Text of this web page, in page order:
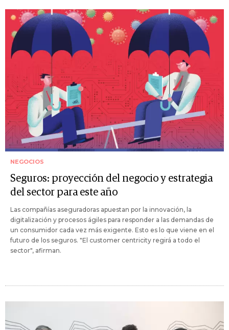
NEGOCIOS
Seguros: proyección del negocio y estrategia
del sector para este año
Las compañías aseguradoras apuestan por la innovación, la
digitalización y procesos ágiles para responder a las demandas de
un consumidor cada vez más exigente. Esto es lo que viene en el
futuro de los seguros. "El customer centricity regirá a todo el
sector", afirman.